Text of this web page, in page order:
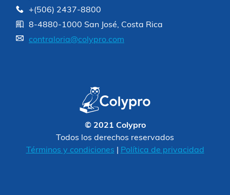
+(506) 2437-8800
8-4880-1000 San José, Costa Rica
contraloria@colypro.com
© 2021 Colypro
Todos los derechos reservados
Términos y condiciones
Política de privacidad